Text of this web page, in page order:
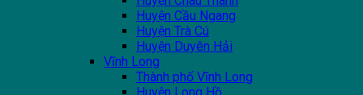
Huyện Cầu Ngang
Huyện Trà Cú
Huyện Duyên Hải
Vĩnh Long
Thành phố Vĩnh Long